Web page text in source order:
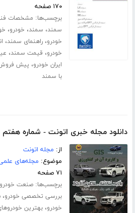
۱۷۰ صفحه
برچسب‌ها: مشخصات
سمند، سمند، خودرو،
خودرو،راهنمای سمند،
خودرو، قیمت سمند،
ایران خودرو، پیش
با سمند
دانلود مجله خبری اتونت - شماره هفتم
از: مجله اتونت
موضوع: مجله‌های
۷۱ صفحه
برچسب‌ها:صنعت
بررسی تخصصی خودرو،
خودرو،بهترین